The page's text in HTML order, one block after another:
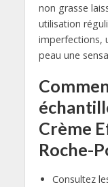
non grasse
utilisation
imperfections,
peau une
Crème
Roche-
Consultez